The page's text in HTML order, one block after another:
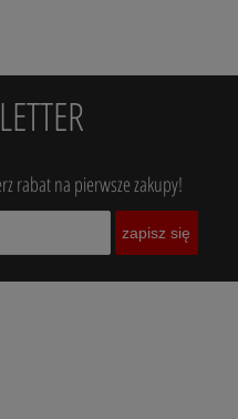
rabat na pierwsze zakupy!
zapisz się